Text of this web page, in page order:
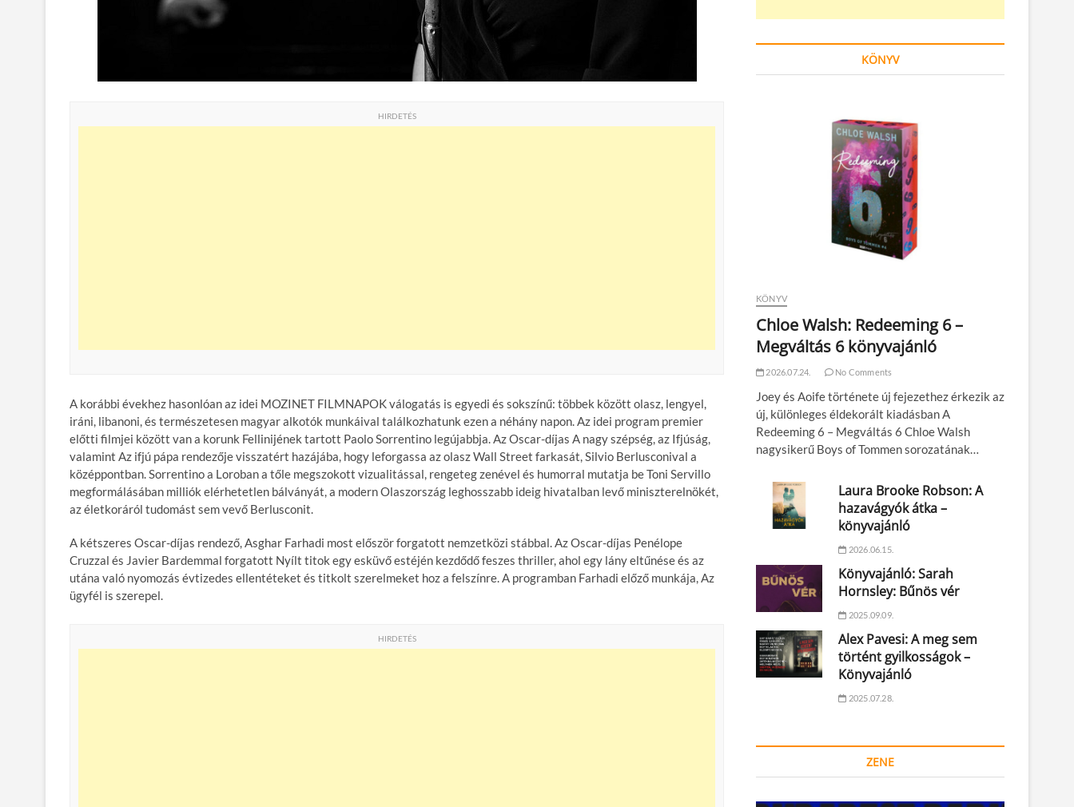
HIRDETÉS
A korábbi évekhez hasonlóan az idei MOZINET FILMNAPOK válogatás is egyedi és sokszínű: többek között olasz, lengyel,
iráni, libanoni, és természetesen magyar alkotók munkáival találkozhatunk ezen a néhány napon. Az idei program premier
előtti filmjei között van a korunk Fellinijének tartott Paolo Sorrentino legújabbja. Az Oscar-díjas A nagy szépség, az Ifjúság,
valamint Az ifjú pápa rendezője visszatért hazájába, hogy leforgassa az olasz Wall Street farkasát, Silvio Berlusconival a
középpontban. Sorrentino a Loroban a tőle megszokott vizualitással, rengeteg zenével és humorral mutatja be Toni Servillo
megformálásában milliók elérhetetlen bálványát, a modern Olaszország leghosszabb ideig hivatalban levő miniszterelnökét,
az életkoráról tudomást sem vevő Berlusconit.
A kétszeres Oscar-díjas rendező, Asghar Farhadi most először forgatott nemzetközi stábbal. Az Oscar-díjas Penélope
Cruzzal és Javier Bardemmal forgatott Nyílt titok egy esküvő estéjén kezdődő feszes thriller, ahol egy lány eltűnése és az
utána való nyomozás évtizedes ellentéteket és titkolt szerelmeket hoz a felszínre. A programban Farhadi előző munkája, Az
ügyfél is szerepel.
HIRDETÉS
KÖNYV
KÖNYV
Chloe Walsh: Redeeming 6 –
Megváltás 6 könyvajánló
2026.07.24. No Comments
Joey és Aoife története új fejezethez érkezik az
új, különleges éldekorált kiadásban A
Redeeming 6 – Megváltás 6 Chloe Walsh
nagysikerű Boys of Tommen sorozatának…
Laura Brooke Robson: A
hazavágyók átka –
könyvajánló
2026.06.15.
Könyvajánló: Sarah
Hornsley: Bűnös vér
2025.09.09.
Alex Pavesi: A meg sem
történt gyilkosságok –
Könyvajánló
2025.07.28.
ZENE